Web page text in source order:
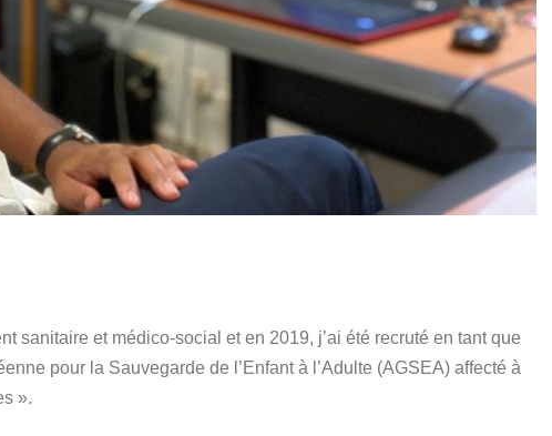
sanitaire et médico-social et en 2019, j’ai été recruté en tant que
pour la Sauvegarde de l’Enfant à l’Adulte (AGSEA) affecté à
».